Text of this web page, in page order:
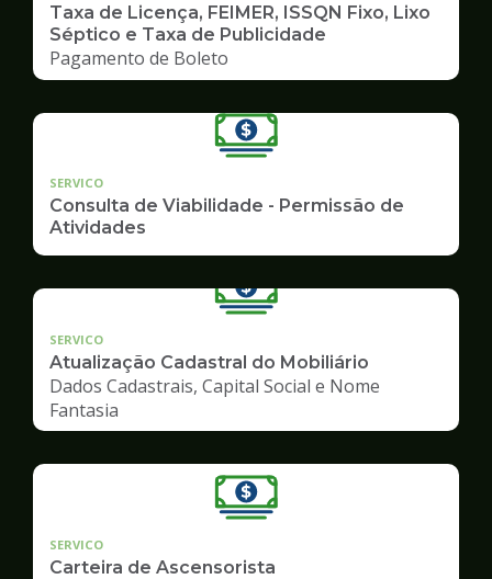
Taxa de Licença, FEIMER, ISSQN Fixo, Lixo
Séptico e Taxa de Publicidade
Pagamento de Boleto
SERVICO
Consulta de Viabilidade - Permissão de
Atividades
SERVICO
Atualização Cadastral do Mobiliário
Dados Cadastrais, Capital Social e Nome
Fantasia
SERVICO
Carteira de Ascensorista